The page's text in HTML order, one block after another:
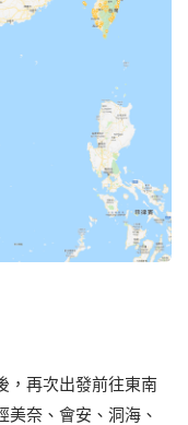
，再次出發前往東南
美奈、會安、洞海、